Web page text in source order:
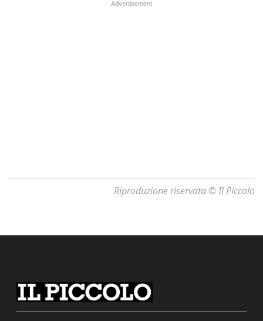
Riproduzione riservata © Il Piccolo